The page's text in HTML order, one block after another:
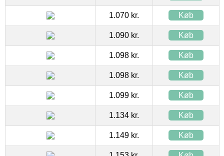
1.070 kr. Køb
1.090 kr. Køb
1.098 kr. Køb
1.098 kr. Køb
1.099 kr. Køb
1.134 kr. Køb
1.149 kr. Køb